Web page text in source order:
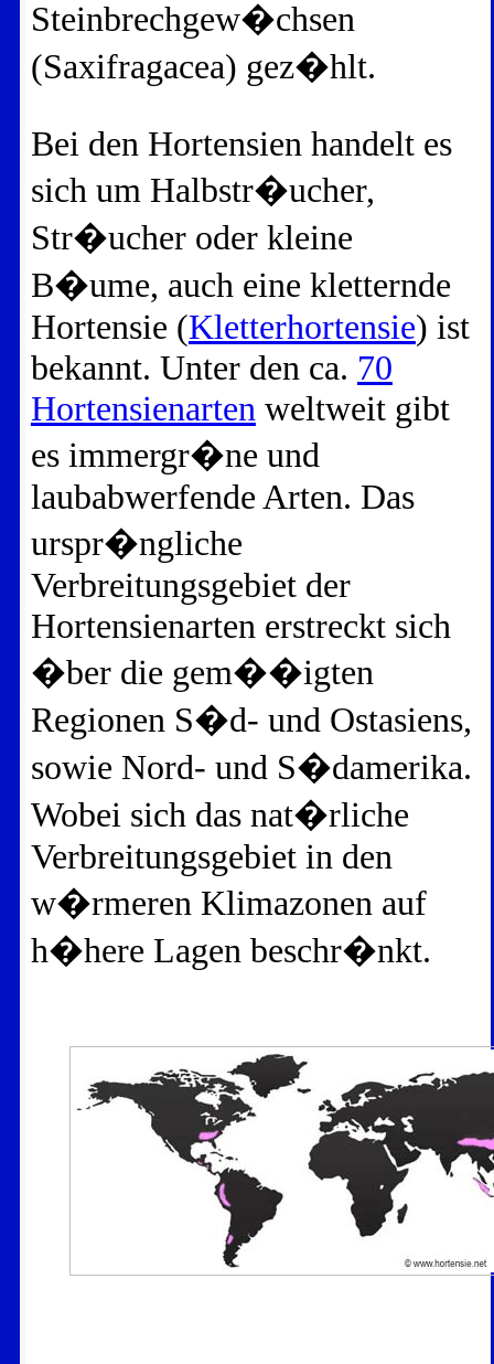
Steinbrechgew�chsen
(Saxifragacea) gez�hlt.
Bei den Hortensien handelt es
sich um Halbstr�ucher,
Str�ucher oder kleine
B�ume, auch eine kletternde
Hortensie (Kletterhortensie) ist
bekannt. Unter den ca. 70
Hortensienartenweltweit gibt
es immergr�ne und
laubabwerfende Arten. Das
urspr�ngliche
Verbreitungsgebiet der
Hortensienarten erstreckt sich
�ber die gem��igten
Regionen S�d- und Ostasiens,
sowie Nord- und S�damerika.
Wobei sich das nat�rliche
Verbreitungsgebiet in den
w�rmeren Klimazonen auf
h�here Lagen beschr�nkt.